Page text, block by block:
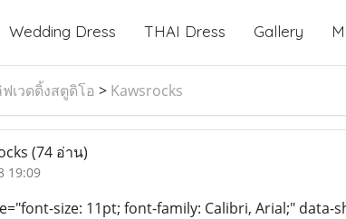
Wedding Dress THAI Dress Gallery
เวดดิ้งสตูดิโอ > Kawsrocks
(74 อ่าน)
19:09
size: 11pt; font-family: Calibri, Arial;"